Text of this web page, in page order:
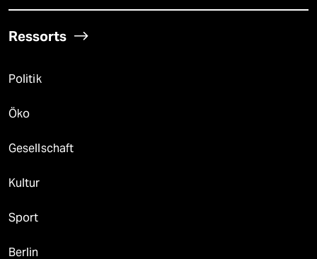
Ressorts
Politik
Öko
Gesellschaft
Kultur
Sport
Berlin